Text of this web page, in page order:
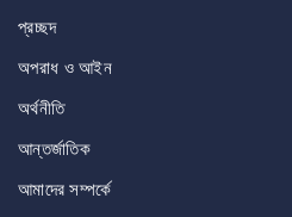
প্রচ্ছদ
অপরাধ ও আইন
অর্থনীতি
আন্তর্জাতিক
আমাদের সম্পর্কে